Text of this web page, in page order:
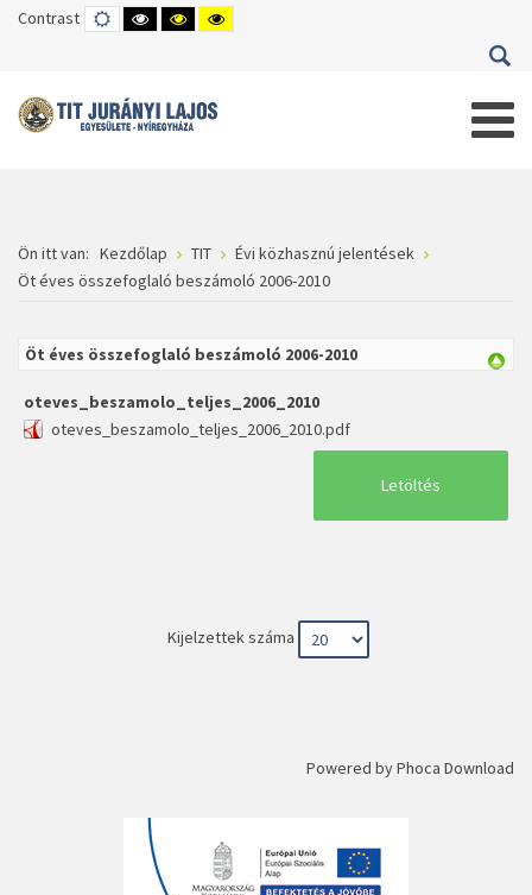
Contrast DEFAULT
MODE
HIGH
CONTRAST
HIGH
CONTRAST
HIGH
CONTRAST
Ön itt van: Kezdőlap TIT
Évi közhasznú jelentések
Öt éves összefoglaló beszámoló 2006-2010
Öt éves összefoglaló beszámoló 2006-2010
oteves_beszamolo_teljes_2006_2010
oteves_beszamolo_teljes_2006_2010.pdf
Letöltés
Kijelzettek száma
Powered byPhoca Download